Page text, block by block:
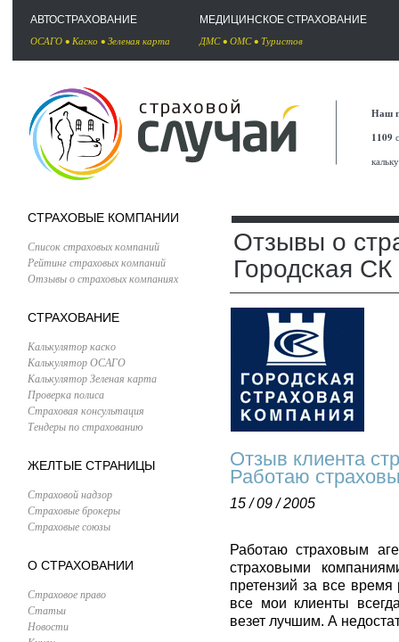
АВТОСТРАХОВАНИЕ
ОСАГО • Каско • Зеленая карта
МЕДИЦИНСКОЕ СТРАХОВАНИЕ
ДМС• ОМС• Туристов
Наш
1109
СТРАХОВЫЕ КОМПАНИИ
Список страховых компаний
Рейтинг страховых компаний
Отзывы о страховых компаниях
СТРАХОВАНИЕ
Калькулятор каско
Калькулятор ОСАГО
Калькулятор Зеленая карта
Проверка полиса
Страховая консультация
Тендеры по страхованию
ЖЕЛТЫЕ СТРАНИЦЫ
Страховой надзор
Страховые брокеры
Страховые союзы
О СТРАХОВАНИИ
Страховое право
Статьи
Новости
Отзывы о
Городская СК
Отзыв клиента
Работаю
15 / 09 / 2005
Работаю страховым
страховыми
претензий за все
все мои клиенты
везет лучшим. А